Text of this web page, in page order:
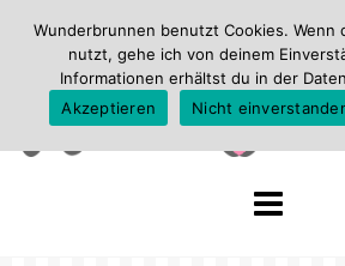
Wunderbrunnen benutzt Cookies. Wenn
nutzt, gehe ich von deinem
Informationen erhältst du in der
Akzeptieren
Nicht